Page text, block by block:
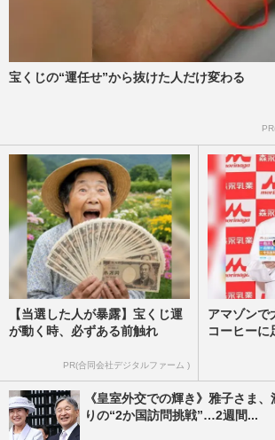
宝くじの“運任せ”から抜けた人だけ変わる
【当選した人が暴露】宝くじ運
が動く時、必ずある前触れ
PR(合同会社デジタルファーム )
アマゾンで
コーヒーに
《皇室外交での輝き》雅子さま
りの“2か国訪問挑戦”…2週間...